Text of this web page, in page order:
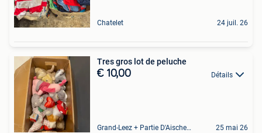
Chatelet 24 juil. 26
Tres gros lot de peluche
€ 10,00 Détails
Grand-Leez + Partie D'Aische-En-Refail 25 mai 26